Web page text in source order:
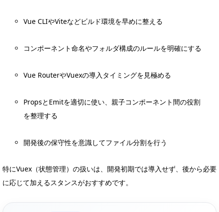
Vue CLIやViteなどビルド環境を早めに整える
コンポーネント命名やフォルダ構成のルールを明確にする
Vue RouterやVuexの導入タイミングを見極める
PropsとEmitを適切に使い、親子コンポーネント間の役割
を整理する
開発後の保守性を意識してファイル分割を行う
特にVuex（状態管理）の扱いは、開発初期では導入せず、後から必要
に応じて加えるスタンスがおすすめです。